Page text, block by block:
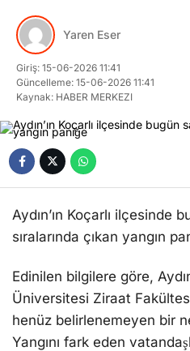
Yaren Eser
Giriş: 15-06-2026 11:41
Güncelleme: 15-06-2026 11:41
Kaynak: HABER MERKEZI
Aydın’ın Koçarlı ilçesinde
sıralarında çıkan yangın
Edinilen bilgilere göre,
Üniversitesi Ziraat
henüz belirlenemeyen bir
Yangını fark eden